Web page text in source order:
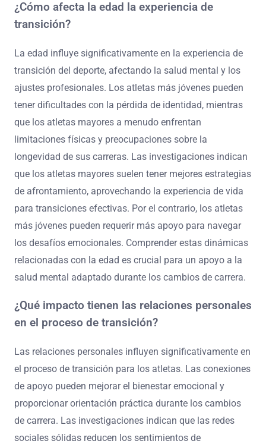
¿Cómo afecta la edad la experiencia de
transición?
La edad influye significativamente en la experiencia de
transición del deporte, afectando la salud mental y los
ajustes profesionales. Los atletas más jóvenes pueden
tener dificultades con la pérdida de identidad, mientras
que los atletas mayores a menudo enfrentan
limitaciones físicas y preocupaciones sobre la
longevidad de sus carreras. Las investigaciones indican
que los atletas mayores suelen tener mejores estrategias
de afrontamiento, aprovechando la experiencia de vida
para transiciones efectivas. Por el contrario, los atletas
más jóvenes pueden requerir más apoyo para navegar
los desafíos emocionales. Comprender estas dinámicas
relacionadas con la edad es crucial para un apoyo a la
salud mental adaptado durante los cambios de carrera.
¿Qué impacto tienen las relaciones personales
en el proceso de transición?
Las relaciones personales influyen significativamente en
el proceso de transición para los atletas. Las conexiones
de apoyo pueden mejorar el bienestar emocional y
proporcionar orientación práctica durante los cambios
de carrera. Las investigaciones indican que las redes
sociales sólidas reducen los sentimientos de